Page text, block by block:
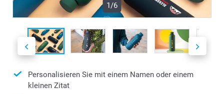
1/6
Personalisieren Sie mit einem Namen oder einem
kleinen Zitat